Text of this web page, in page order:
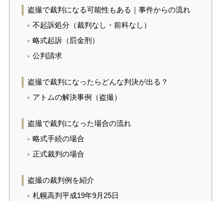
盗撮で裁判になる可能性もある｜事件からの流れ
不起訴処分（裁判なし・前科なし）
略式起訴（罰金刑）
公判請求
盗撮で裁判になったらどんな判決が出る？
アトムの解決事例（盗撮）
盗撮で裁判になった場合の流れ
略式手続の場合
正式裁判の場合
盗撮の裁判例を紹介
札幌高判平成19年9月25日